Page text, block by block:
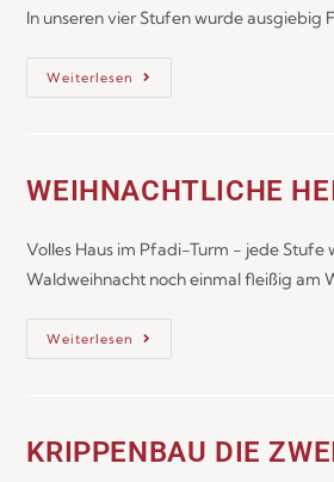
In unseren vier Stufen wurde ausgiebig
Weiterlesen
WEIHNACHTLICHE
Volles Haus im Pfadi-Turm - jede Stufe
Waldweihnacht noch einmal fleißig am
Weiterlesen
KRIPPENBAU DIE